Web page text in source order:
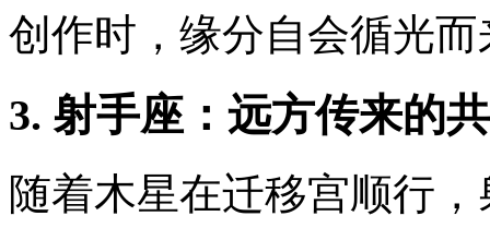
创作时，缘分自会循光而
3. 射手座：远方传来的
随着木星在迁移宫顺行